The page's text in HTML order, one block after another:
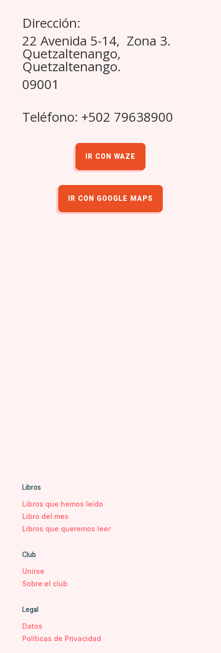
Dirección:
22 Avenida 5-14, Zona 3.
Quetzaltenango,
Quetzaltenango.
09001
Teléfono: +502 79638900
IR CON WAZE
IR CON GOOGLE MAPS
Libros
Libros que hemos leído
Libro del mes
Libros que queremos leer
Club
Unirse
Sobre el club
Legal
Datos
Políticas de Privacidad